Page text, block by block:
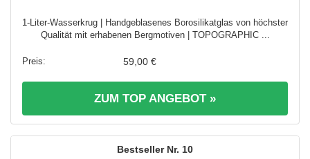
1-Liter-Wasserkrug | Handgeblasenes Borosilikatglas von höchster
Qualität mit erhabenen Bergmotiven | TOPOGRAPHIC ...
59,00 €
ZUM TOP ANGEBOT »
10